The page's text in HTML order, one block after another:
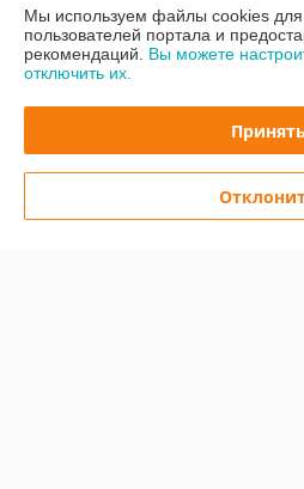
Доставка и оплата
Полная версия сайта
Политика обработки cookies
Мы используем файлы cookies для
пользователей портала и
рекомендаций. Вы можете
отключить их.
Принять